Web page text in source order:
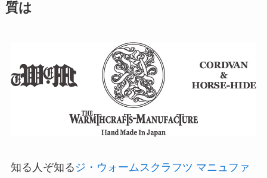
質は
知る人ぞ知る ジ・ウォームスクラフツ マニュファ